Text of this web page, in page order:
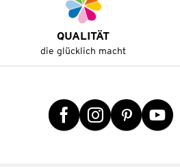
QUALITÄT
die glücklich macht